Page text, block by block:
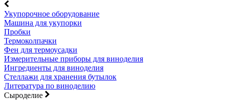
Укупорочное оборудование
Машина для укупорки
Пробки
Термоколпачки
Фен для термоусадки
Измерительные приборы для виноделия
Ингредиенты для виноделия
Стеллажи для хранения бутылок
Литература по виноделию
Сыроделие